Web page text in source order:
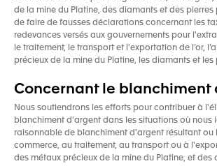
de la mine du Platine, des diamants et des pierres
de faire de fausses déclarations concernant les
redevances versés aux gouvernements pour
le traitement, le transport et l'exportation de l’or,
précieux de la mine du Platine, les diamants et les
Concernant le blanchiment
Nous soutiendrons les efforts pour contribuer à
blanchiment d'argent dans les situations où nous
raisonnable de blanchiment d'argent résultant ou
commerce, au traitement, au transport ou à
des métaux précieux de la mine du Platine, et des